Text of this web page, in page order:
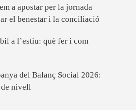
a apostar per la jornada
el benestar i la conciliació
a l’estiu: què fer i com
del Balanç Social 2026:
nivell